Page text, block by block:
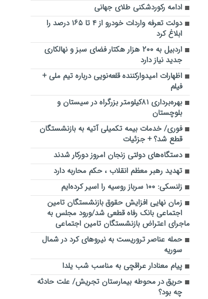
ادامه رکوردشکنی طلای جهانی
دولت تعرفه واردات خودرو از ۴ تا ۱۶۵ درصد را
ابلاغ کرد
اردبیل به ۲۰۰ هزار هکتار فضای سبز و نهالکاری
جدید نیاز دارد
اظهارات امیدوارکننده قلعه‌نویی درباره تیم ملی +
فیلم
بهره‌برداری ۸۱کیلومتر بزرگراه ‌در سیستان‌ و
بلوچستان‌
فوری/ خدمات بیمه تکمیلی آتیه به بازنشستگان
قطع شد؟ + جزئیات
دستگاه‌های دولتی زنجان امروز دورکار شدند
تهدید رهبر معظم انقلاب ، حکم محاربه دارد
زلنسکی: ۱۰۰ سرباز روسیه را اسیر کرده‌ایم
زمان نهایی افزایش حقوق بازنشستگان تامین
اجتماعی بانک رفاه قطعی شد/ورود مجلس به
ماجرای اعتراض بازنشستگان تامین اجتماعی
حمله عناصر تروریست به نیروهای کرد در شمال
سوریه
پیام معنادار عراقچی به مناسب شب یلدا
حریق در محوطه بیمارستان تجریش/ علت حادثه
چه بود؟